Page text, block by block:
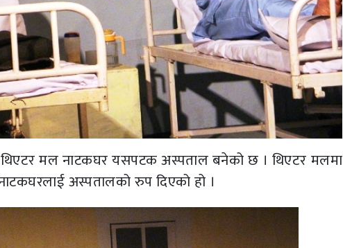
थिएटर मल नाटकघर यसपटक अस्पताल बनेको छ । थिएटर मलमा
अस्पतालको रुप दिएको हो ।